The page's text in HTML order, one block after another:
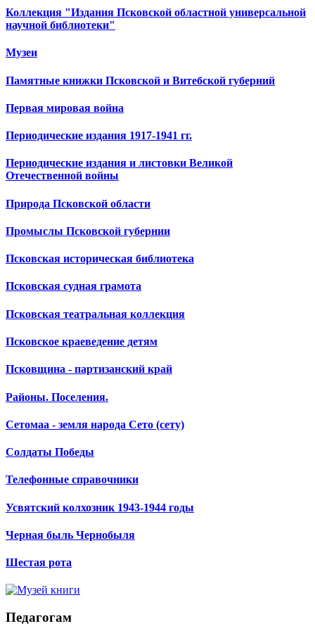
Коллекция "Издания Псковской областной универсальной
научной библиотеки"
Музеи
Памятные книжки Псковской и Витебской губерний
Первая мировая война
Периодические издания 1917-1941 гг.
Периодические издания и листовки Великой
Отечественной войны
Природа Псковской области
Промыслы Псковской губернии
Псковская историческая библиотека
Псковская судная грамота
Псковская театральная коллекция
Псковское краеведение детям
Псковщина - партизанский край
Районы. Поселения.
Сетомаа - земля народа Сето (сету)
Солдаты Победы
Телефонные справочники
Усвятский колхозник 1943-1944 годы
Черная быль Чернобыля
Шестая рота
Педагогам